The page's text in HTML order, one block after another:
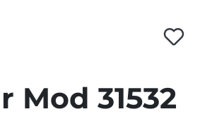
Mod 31532